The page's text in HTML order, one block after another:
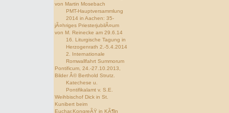
von Martin Mosebach
PMT-Hauptversammlung
2014 in Aachen: 35-
jÃ¤hriges PriesterjubilÃ¤um
von M. Reinecke am 29.6.14
16. Liturgische Tagung in
Herzogenrath 2.-5.4.2014
2. Internationale
Romwallfahrt Summorum
Pontificum, 24.-27.10.2013,
Bilder Â© Berthold Strutz.
Katechese u.
Pontifikalamt v. S.E.
Weihbischof Dick in St.
Kunibert beim
Euchar.KongreÃŸ in KÃ¶ln